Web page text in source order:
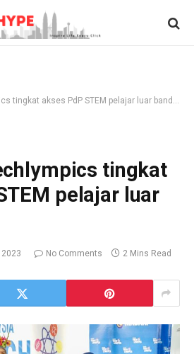
tingkat akses PdP STEM pelajar luar bandar
tingkat
pelajar luar
No Comments 2 Mins Read